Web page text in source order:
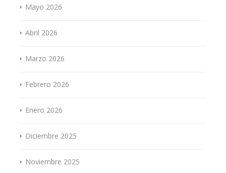
Mayo 2026
Abril 2026
Marzo 2026
Febrero 2026
Enero 2026
Diciembre 2025
Noviembre 2025